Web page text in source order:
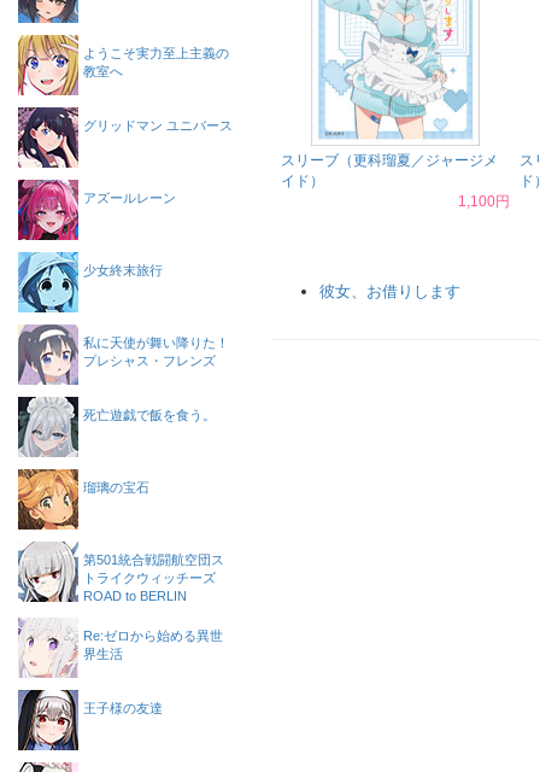
スリーブ（更科瑠夏／ジャージメ
イド）
1,100円
ス
ド
彼女、お借りします
ようこそ実力至上主義の
教室へ
グリッドマン ユニバース
アズールレーン
少女終末旅行
私に天使が舞い降りた！
プレシャス・フレンズ
死亡遊戯で飯を食う。
瑠璃の宝石
第501統合戦闘航空団ス
トライクウィッチーズ
ROAD to BERLIN
Re:ゼロから始める異世
界生活
王子様の友達